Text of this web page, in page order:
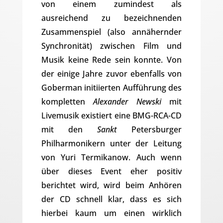
von einem zumindest als
ausreichend zu bezeichnenden
Zusammenspiel (also annähernder
Synchronität) zwischen Film und
Musik keine Rede sein konnte. Von
der einige Jahre zuvor ebenfalls von
Goberman initiierten Aufführung des
komplettenAlexander Newski mit
Livemusik existiert eine BMG-RCA-CD
mit denSankt Petersburger
Philharmonikern unter der Leitung
von Yuri Termikanow. Auch wenn
über dieses Event eher positiv
berichtet wird, wird beim Anhören
der CD schnell klar, dass es sich
hierbei kaum um einen wirklich